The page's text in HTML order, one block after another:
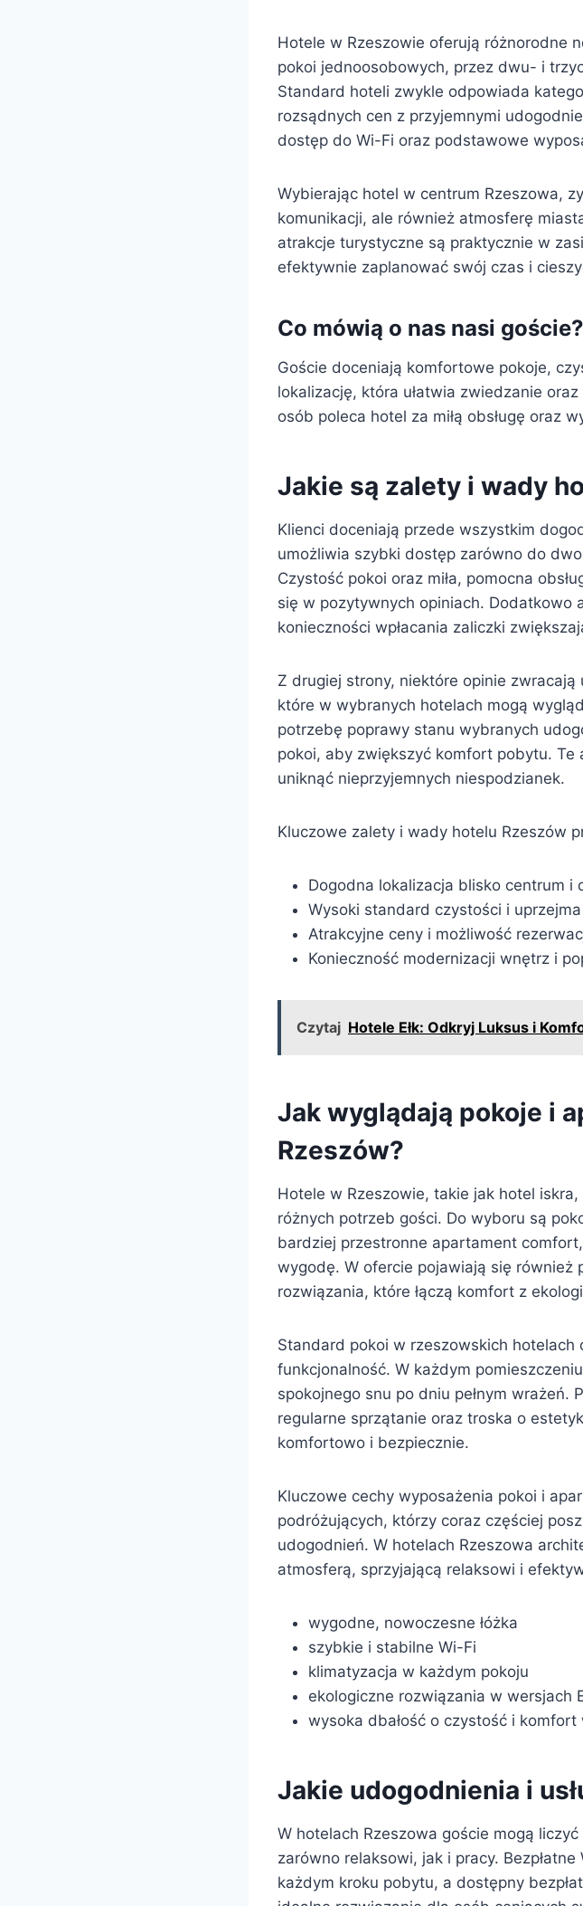
Hotele w Rzeszowie oferują różnorodne
pokoi jednoosobowych, przez dwu- i
Standard hoteli zwykle odpowiada
rozsądnych cen z przyjemnymi
dostęp do Wi-Fi oraz podstawowe
Wybierając hotel w centrum Rzeszowa,
komunikacji, ale również atmosferę
atrakcje turystyczne są praktycznie w
efektywnie zaplanować swój czas i
Co mówią o nas nasi goście?
Goście doceniają komfortowe pokoje,
lokalizację, która ułatwia zwiedzanie
osób poleca hotel za miłą obsługę oraz
Jakie są zalety i wady
Klienci doceniają przede wszystkim
umożliwia szybki dostęp zarówno do
Czystość pokoi oraz miła, pomocna
się w pozytywnych opiniach. Dodatkowo
konieczności wpłacania zaliczki
Z drugiej strony, niektóre opinie
które w wybranych hotelach mogą
potrzebę poprawy stanu wybranych
pokoi, aby zwiększyć komfort pobytu.
uniknąć nieprzyjemnych niespodzianek.
Kluczowe zalety i wady hotelu Rzeszów
Dogodna lokalizacja blisko centrum i
Wysoki standard czystości i uprzejma
Atrakcyjne ceny i możliwość
Konieczność modernizacji wnętrz i
Czytaj Hotele Ełk: Odkryj Luksus i
Jak wyglądają pokoje i
Rzeszów?
Hotele w Rzeszowie, takie jak hotel
różnych potrzeb gości. Do wyboru są
bardziej przestronne apartament
wygodę. W ofercie pojawiają się również
rozwiązania, które łączą komfort z
Standard pokoi w rzeszowskich hotelach
funkcjonalność. W każdym
spokojnego snu po dniu pełnym
regularne sprzątanie oraz troska o
komfortowo i bezpiecznie.
Kluczowe cechy wyposażenia pokoi i
podróżujących, którzy coraz częściej
udogodnień. W hotelach Rzeszowa
atmosferą, sprzyjającą relaksowi i
wygodne, nowoczesne łóżka
szybkie i stabilne Wi-Fi
klimatyzacja w każdym pokoju
ekologiczne rozwiązania w wersjach
wysoka dbałość o czystość i komfort
Jakie udogodnienia i
W hotelach Rzeszowa goście mogą
zarówno relaksowi, jak i pracy.
każdym kroku pobytu, a dostępny